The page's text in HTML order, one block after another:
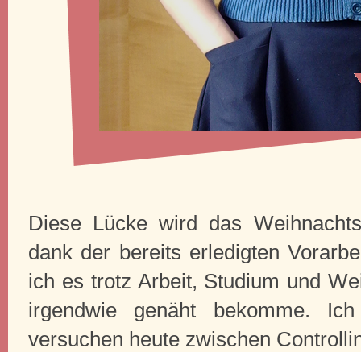
Diese Lücke wird das
dank der bereits erledigten
ich es trotz Arbeit, Studium und
irgendwie genäht bekomme.
versuchen heute zwischen